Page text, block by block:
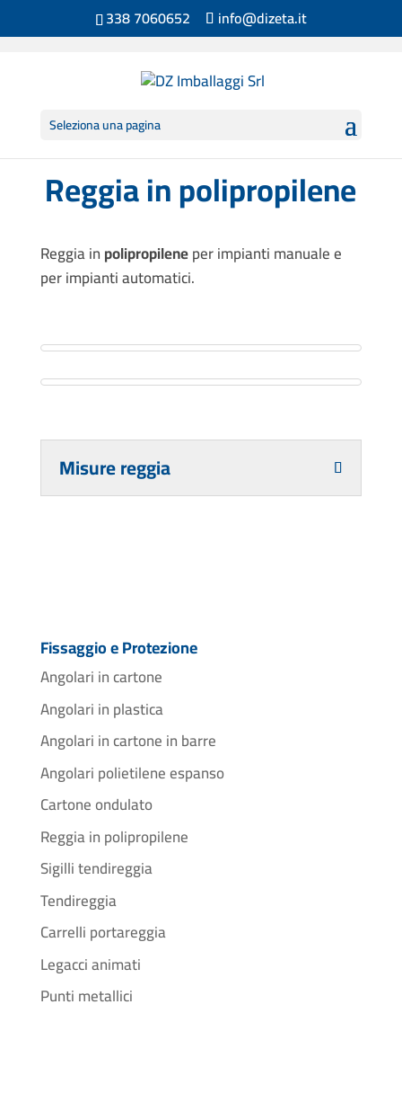
338 7060652 info@dizeta.it
Seleziona una pagina
Reggia in polipropilene
Reggia inpolipropileneper impianti manuale e
per impianti automatici.
Misure reggia
Fissaggio e Protezione
Angolari in cartone
Angolari in plastica
Angolari in cartone in barre
Angolari polietilene espanso
Cartone ondulato
Reggia in polipropilene
Sigilli tendireggia
Tendireggia
Carrelli portareggia
Legacci animati
Punti metallici